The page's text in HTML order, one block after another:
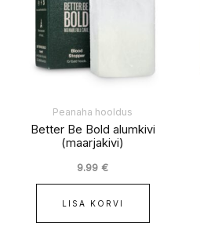
Peanaha hooldus
Better Be Bold alumkivi
(maarjakivi)
9.99€
LISA KORVI